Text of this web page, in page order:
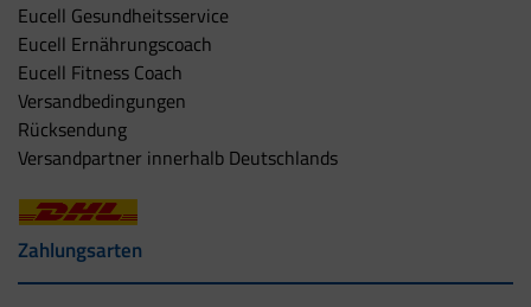
Eucell Gesundheitsservice
Eucell Ernährungscoach
Eucell Fitness Coach
Versandbedingungen
Rücksendung
Versandpartner innerhalb Deutschlands
Zahlungsarten